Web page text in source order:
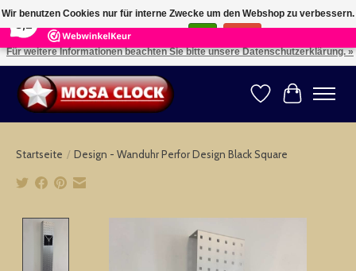
164 Reviews ×
Kies uw taal: NL -- Wählen Sie ihre Sprache: DE -- Choose your language: EN ⇓ ⇒
Wunschzettel
Ihr
Startseite / Design - Wanduhr Perfor Design Black Square
Wir benutzen Cookies nur für interne Zwecke um den Webshop zu verbessern.
Ist das in Ordnung?
Für weitere Informationen beachten Sie bitte unsere Datenschutzerklärung. »